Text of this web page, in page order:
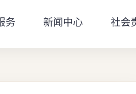
务 新闻中心 社会